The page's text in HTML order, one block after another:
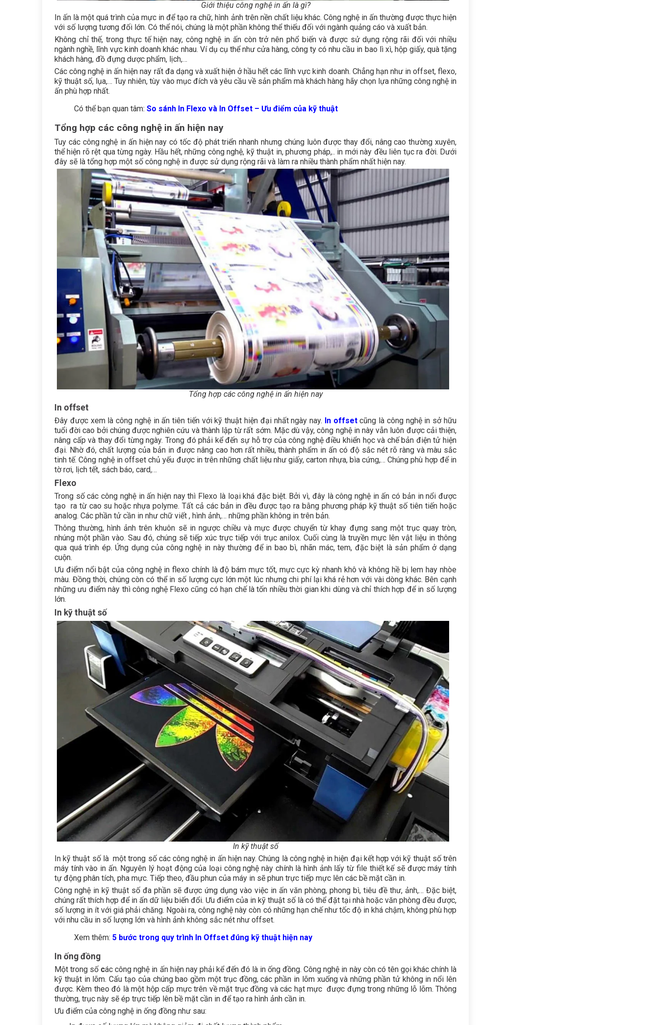
Giới thiệu công nghệ in ấn là gì?
In ấn là một quá trình của mực in để tạo ra chữ, hình ảnh trên nền chất liệu khác. Công nghệ in ấn thường được thực hiện
với số lượng tương đối lớn. Có thể nói, chúng là một phần không thể thiếu đối với ngành quảng cáo và xuất bản.
Không chỉ thế, trong thực tế hiện nay, công nghệ in ấn còn trở nên phổ biến và được sử dụng rộng rãi đối với nhiều
ngành nghề, lĩnh vực kinh doanh khác nhau. Ví dụ cụ thể như cửa hàng, công ty có nhu cầu in bao lì xì, hộp giấy, quà tặng
khách hàng, đồ đựng dược phẩm, lịch,…
Các công nghệ in ấn hiện nay rất đa dạng và xuất hiện ở hầu hết các lĩnh vực kinh doanh. Chẳng hạn như in offset, flexo,
kỹ thuật số, lụa,… Tuy nhiên, tùy vào mục đích và yêu cầu về sản phẩm mà khách hàng hãy chọn lựa những công nghệ in
ấn phù hợp nhất.
Có thể bạn quan tâm: So sánh In Flexo và In Offset – Ưu điểm của kỹ thuật
Tổng hợp các công nghệ in ấn hiện nay
Tuy các công nghệ in ấn hiện nay có tốc độ phát triển nhanh nhưng chúng luôn được thay đổi, nâng cao thường xuyên,
thể hiện rõ rệt qua từng ngày. Hầu hết, những công nghệ, kỹ thuật in, phương pháp,.. in mới này đều liên tục ra đời. Dưới
đây sẽ là tổng hợp một số công nghệ in được sử dụng rộng rãi và làm ra nhiều thành phẩm nhất hiện nay.
Tổng hợp các công nghệ in ấn hiện nay
In offset
Đây được xem là công nghệ in ấn tiên tiến với kỹ thuật hiện đại nhất ngày nay. In offsetcũng là công nghệ in sở hữu
tuổi đời cao bởi chúng được nghiên cứu và thành lập từ rất sớm. Mặc dù vậy, công nghệ in này vẫn luôn được cải thiện,
nâng cấp và thay đổi từng ngày. Trong đó phải kể đến sự hỗ trợ của công nghệ điều khiển học và chế bản điện tử hiện
đại. Nhờ đó, chất lượng của bản in được nâng cao hơn rất nhiều, thành phẩm in ấn có độ sắc nét rõ ràng và màu sắc
tinh tế. Công nghệ in offset chủ yếu được in trên những chất liệu như giấy, carton nhựa, bìa cứng,… Chúng phù hợp để in
tờ rơi, lịch tết, sách báo, card,…
Flexo
Trong sốcác công nghệ in ấn hiện naythì Flexo là loại khá đặc biệt. Bởi vì, đây là công nghệ in ấn có bản in nổi được
tạo ra từ cao su hoặc nhựa polyme. Tất cả các bản in đều được tạo ra bằng phương pháp kỹ thuật số tiên tiến hoặc
analog. Các phần tử cần in như chữ viết , hình ảnh,… những phần không in trên bản.
Thông thường, hình ảnh trên khuôn sẽ in ngược chiều và mực được chuyển từ khay đựng sang một trục quay tròn,
nhúng một phần vào. Sau đó, chúng sẽ tiếp xúc trực tiếp với trục anilox. Cuối cùng là truyền mực lên vật liệu in thông
qua quá trình ép. Ứng dụng của công nghệ in này thường để in bao bì, nhãn mác, tem, đặc biệt là sản phẩm ở dạng
cuộn.
Ưu điểm nổi bật của công nghệ in flexo chính là độ bám mực tốt, mực cực kỳ nhanh khô và không hề bị lem hay nhòe
màu. Đồng thời, chúng còn có thể in số lượng cực lớn một lúc nhưng chi phí lại khá rẻ hơn với vài dòng khác. Bên cạnh
những ưu điểm này thì công nghệ Flexo cũng có hạn chế là tốn nhiều thời gian khi dùng và chỉ thích hợp để in số lượng
lớn.
In kỹ thuật số
In kỹ thuật số
In kỹ thuật số là một trong số các công nghệ in ấn hiện nay. Chúng là công nghệ in hiện đại kết hợp với kỹ thuật số trên
máy tính vào in ấn. Nguyên lý hoạt động của loại công nghệ này chính là hình ảnh lấy từ file thiết kế sẽ được máy tính
tự động phân tích, pha mực. Tiếp theo, đầu phun của máy in sẽ phun trực tiếp mực lên các bề mặt cần in.
Công nghệ in kỹ thuật số đa phần sẽ được ứng dụng vào việc in ấn văn phòng, phong bì, tiêu đề thư, ảnh,… Đặc biệt,
chúng rất thích hợp để in ấn dữ liệu biến đổi. Ưu điểm của in kỹ thuật số là có thể đặt tại nhà hoặc văn phòng đều được,
số lượng in ít với giá phải chăng. Ngoài ra, công nghệ này còn có những hạn chế như tốc độ in khá chậm, không phù hợp
với nhu cầu in số lượng lớn và hình ảnh không sắc nét như offset.
Xem thêm: 5 bước trong quy trình In Offset đúng kỹ thuật hiện nay
In ống đồng
Một trong số các công nghệ in ấn hiện nayphải kể đến đó là in ống đồng. Công nghệ in này còn có tên gọi khác chính là
kỹ thuật in lõm. Cấu tạo của chúng bao gồm một trục đồng, các phần in lõm xuống và những phần tử không in nổi lên
được. Kèm theo đó là một hộp cấp mực trên về mặt trục đồng và các hạt mực được đựng trong những lỗ lõm. Thông
thường, trục này sẽ ép trực tiếp lên bề mặt cần in để tạo ra hình ảnh cần in.
Ưu điểm của công nghệ in ống đồng như sau: